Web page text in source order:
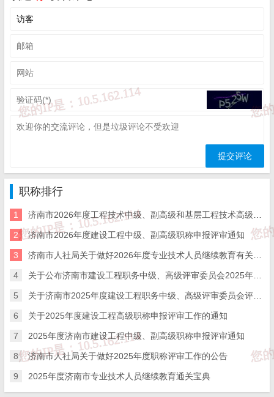
年培训主题为“加快发展新质生产力，积极推进高质量就业”，内容
涵盖习近平新时代中国特色社会主义思想、就业创业、数字经济、
绿色低碳、专精特新、乡村振兴、应急管理、网络安全等系列课
程。专业技术人员通过市继续教育平台“公需课讲堂”参加学习。
（二）专业科目
1.线上学习。专业技术人员通过“市继续教育平台——专业课
广场”参加专业科目学习，完成规定的学习内容和学时，学时自动推
送至“山东省专业技术人员继续教育公共服务平台”（简称“省继续教
育平台”，网址http://117.73.255.69:9080/），专业技术人员可通过省
继续教育平台查询学时信息。
2.学时折算。根据《关于贯彻<专业技术人员继续教育规定>
的实施意见》（鲁人社发〔2016〕10号）和《关于山东省专业技术
人员继续教育公共服务平台上线和推行继续教育电子证书有关工作
职称排行
1 济南市2026年度工程技术中级、副高级和基层工程技术高级职称申报评审的通知
2 济南市2026年度建设工程中级、副高级职称申报评审通知
3 济南市人社局关于做好2026年度专业技术人员继续教育有关工作的通知
4 关于公布济南市建设工程职务中级、高级评审委员会2025年度评审结果的通知
5 关于济南市2025年度建设工程职务中级、高级评审委员会评审通过人员 异议期公示的通知
6 关于2025年度建设工程高级职称申报评审工作的通知
7 2025年度济南市建设工程中级、副高级职称申报评审通知
8 济南市人社局关于做好2025年度职称评审工作的公告
9 2025年度济南市专业技术人员继续教育通关宝典